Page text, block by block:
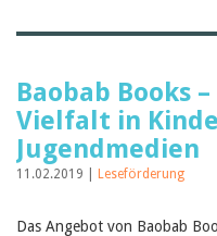
Baobab Books
Vielfalt in
Jugendmedien
11.02.2019 | Leseförderung
Das Angebot von Baobab